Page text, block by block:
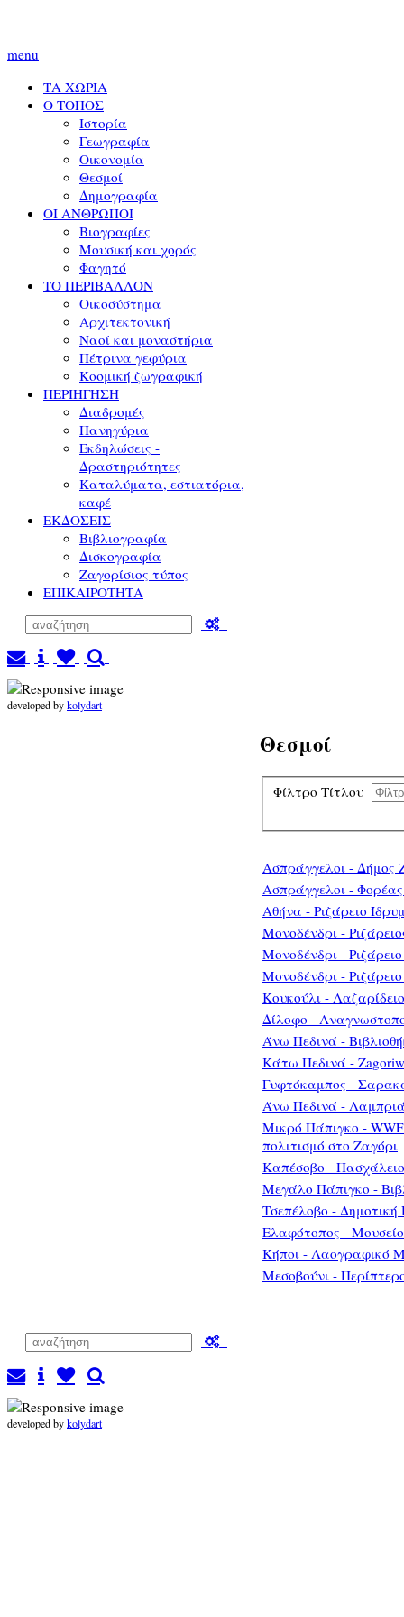
menu
ΤΑ ΧΩΡΙΑ
Ο ΤΟΠΟΣ
Ιστορία
Γεωγραφία
Οικονομία
Θεσμοί
Δημογραφία
ΟΙ ΑΝΘΡΩΠΟΙ
Βιογραφίες
Μουσική και χορός
Φαγητό
ΤΟ ΠΕΡΙΒΑΛΛΟΝ
Οικοσύστημα
Αρχιτεκτονική
Ναοί και μοναστήρια
Πέτρινα γεφύρια
Κοσμική ζωγραφική
ΠΕΡΙΗΓΗΣΗ
Διαδρομές
Πανηγύρια
Εκδηλώσεις -
Δραστηριότητες
Καταλύματα, εστιατόρια,
καφέ
ΕΚΔΟΣΕΙΣ
Βιβλιογραφία
Δισκογραφία
Ζαγορίσιος τύπος
ΕΠΙΚΑΙΡΟΤΗΤΑ
developed bykolydart
Θεσμοί
Φίλτρο Τίτλου
Ασπράγγελοι - Δήμος
Ασπράγγελοι -
Αθήνα - Ριζάρειο
Μονοδένδρι -
Μονοδένδρι -
Μονοδένδρι -
Κουκούλι -
Δίλοφο -
Άνω Πεδινά -
Κάτω Πεδινά -
Γυφτόκαμπος -
Άνω Πεδινά -
Μικρό Πάπιγκο -
πολιτισμό στο Ζαγόρι
Καπέσοβο -
Μεγάλο Πάπιγκο -
Τσεπέλοβο - Δημοτική
Ελαφότοπος -
Κήποι - Λαογραφικό
Μεσοβούνι -
developed bykolydart